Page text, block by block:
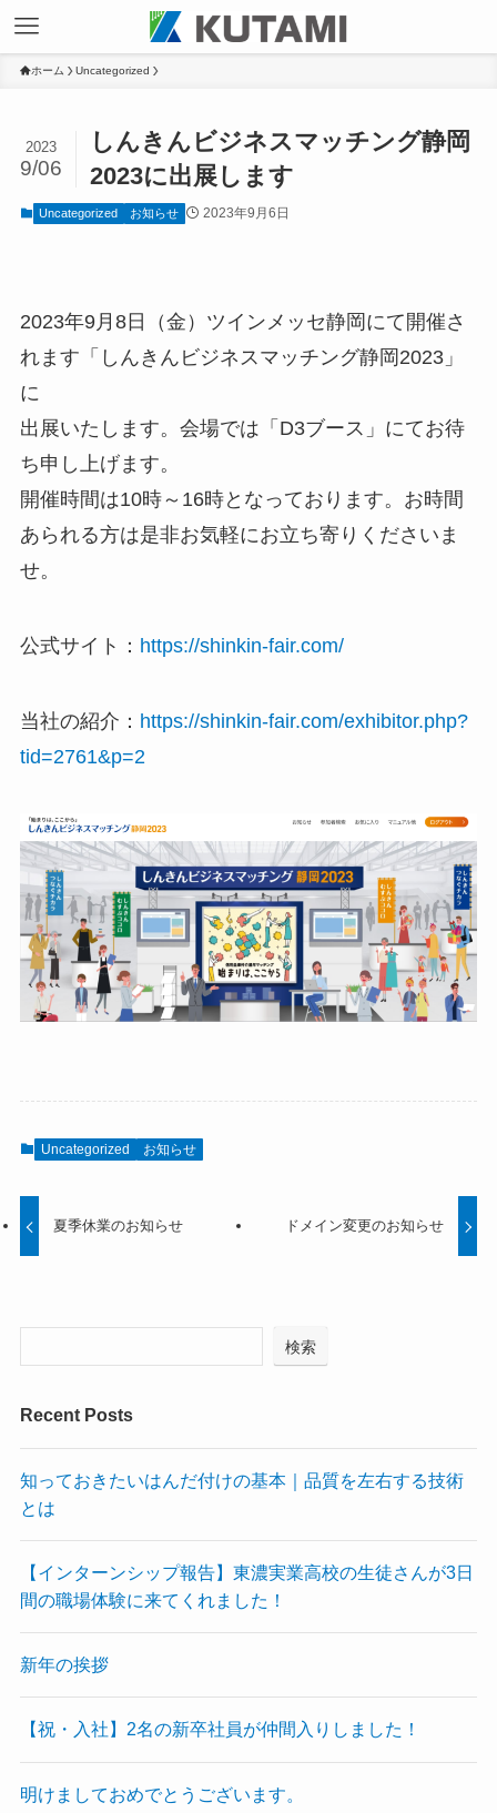
ホーム Uncategorized
しんきんビジネスマッチング静岡
2023に出展します
2023
9/06
Uncategorized お知らせ 2023年9月6日
2023年9月8日（金）ツインメッセ静岡にて開催さ
れます「しんきんビジネスマッチング静岡2023」
に
出展いたします。会場では「D3ブース」にてお待
ち申し上げます。
開催時間は10時～16時となっております。お時間
あられる方は是非お気軽にお立ち寄りくださいま
せ。
公式サイト： https://shinkin-fair.com/
当社の紹介： https://shinkin-fair.com/exhibitor.php?
tid=2761&p=2
Uncategorized お知らせ
夏季休業のお知らせ ドメイン変更のお知らせ
検索
Recent Posts
知っておきたいはんだ付けの基本｜品質を左右する技術
とは
【インターンシップ報告】東濃実業高校の生徒さんが3日
間の職場体験に来てくれました！
新年の挨拶
【祝・入社】2名の新卒社員が仲間入りしました！
明けましておめでとうございます。